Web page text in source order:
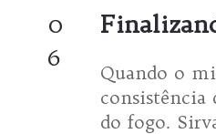
0
6
Quando o
consistência
do fogo.